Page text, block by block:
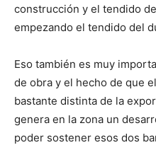
construcción y el tendido
empezando el tendido del
Eso también es muy
de obra y el hecho de que
bastante distinta de la
genera en la zona un
poder sostener esos dos